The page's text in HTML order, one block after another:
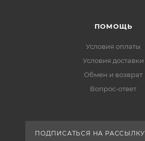
ПОМОЩЬ
Условия оплаты
Условия доставки
Обмен и возврат
Вопрос-ответ
ПОДПИСАТЬСЯ НА РАССЫЛКУ